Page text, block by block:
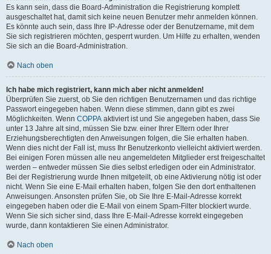
Es kann sein, dass die Board-Administration die Registrierung komplett
ausgeschaltet hat, damit sich keine neuen Benutzer mehr anmelden können.
Es könnte auch sein, dass Ihre IP-Adresse oder der Benutzername, mit dem
Sie sich registrieren möchten, gesperrt wurden. Um Hilfe zu erhalten, wenden
Sie sich an die Board-Administration.
Nach oben
Ich habe mich registriert, kann mich aber nicht anmelden!
Überprüfen Sie zuerst, ob Sie den richtigen Benutzernamen und das richtige
Passwort eingegeben haben. Wenn diese stimmen, dann gibt es zwei
Möglichkeiten. Wenn COPPA aktiviert ist und Sie angegeben haben, dass Sie
unter 13 Jahre alt sind, müssen Sie bzw. einer Ihrer Eltern oder Ihrer
Erziehungsberechtigten den Anweisungen folgen, die Sie erhalten haben.
Wenn dies nicht der Fall ist, muss Ihr Benutzerkonto vielleicht aktiviert werden.
Bei einigen Foren müssen alle neu angemeldeten Mitglieder erst freigeschaltet
werden – entweder müssen Sie dies selbst erledigen oder ein Administrator.
Bei der Registrierung wurde Ihnen mitgeteilt, ob eine Aktivierung nötig ist oder
nicht. Wenn Sie eine E-Mail erhalten haben, folgen Sie den dort enthaltenen
Anweisungen. Ansonsten prüfen Sie, ob Sie Ihre E-Mail-Adresse korrekt
eingegeben haben oder die E-Mail von einem Spam-Filter blockiert wurde.
Wenn Sie sich sicher sind, dass Ihre E-Mail-Adresse korrekt eingegeben
wurde, dann kontaktieren Sie einen Administrator.
Nach oben